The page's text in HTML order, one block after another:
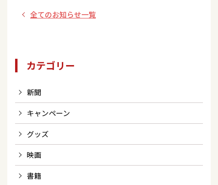
道明寺天満宮>
全てのお知らせ一覧
カテゴリー
新聞
キャンペーン
グッズ
映画
書籍